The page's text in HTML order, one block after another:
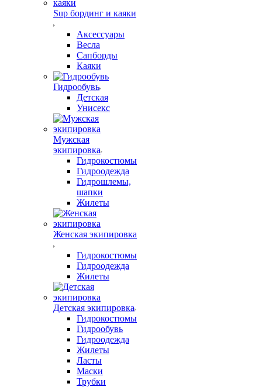
Sup бординг и каяки
Аксессуары
Весла
Сапборды
Каяки
Гидрообувь
Детская
Унисекс
Мужская
экипировка
Гидрокостюмы
Гидроодежда
Гидрошлемы,
шапки
Жилеты
Женская экипировка
Гидрокостюмы
Гидроодежда
Жилеты
Детская экипировка
Гидрокостюмы
Гидрообувь
Гидроодежда
Жилеты
Ласты
Маски
Трубки